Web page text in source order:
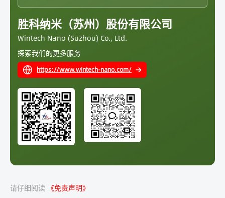
胜科纳米（苏州）股份有限公司
Wintech Nano (Suzhou) Co., Ltd.
探索我们的更多服务
https://www.wintech-nano.com/
请仔细阅读 《免责声明》